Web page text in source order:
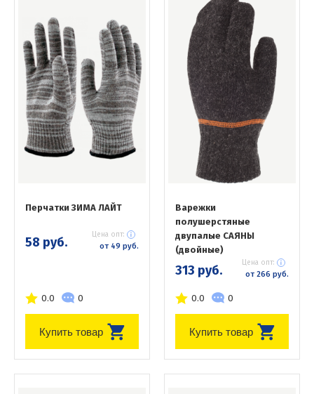
Перчатки ЗИМА ЛАЙТ
58 руб. Цена опт:
от 49 руб.
0.0 0
Купить товар
Варежки
полушерстяные
двупалые САЯНЫ
(двойные)
313 руб. Цена опт:
от 266 руб.
0.0 0
Купить товар